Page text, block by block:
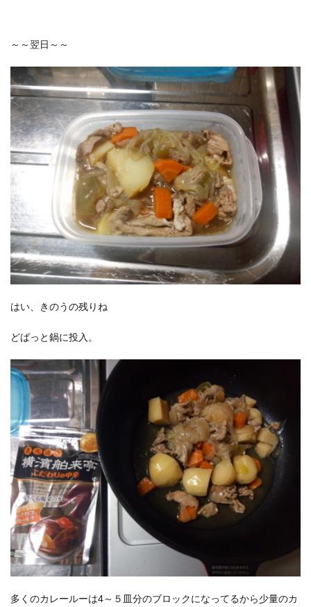
～～翌日～～
はい、きのうの残りね
どばっと鍋に投入。
多くのカレールーは4～５皿分のブロックになってるから少量のカ